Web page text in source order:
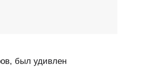
был удивлен